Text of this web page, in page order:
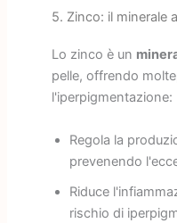
5. Zinco: il minerale
Lo zinco è un
pelle, offrendo
l'iperpigmentazione:
Regola la
prevenendo
Riduce
rischio di